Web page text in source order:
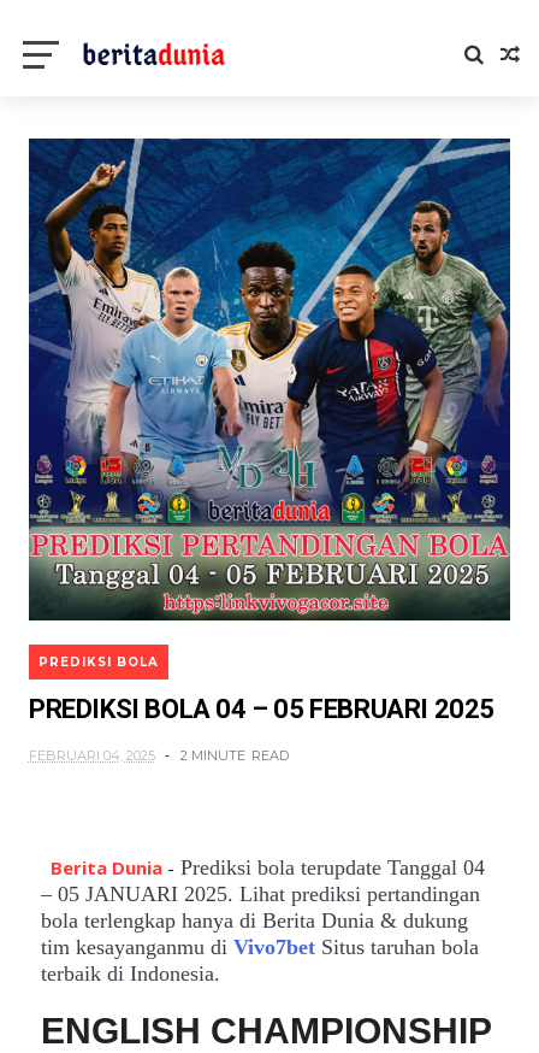
PREDIKSI BOLA
PREDIKSI BOLA 04 – 05 FEBRUARI 2025
FEBRUARI 04, 2025 2 MINUTE READ
Berita Dunia- Prediksi bola terupdate Tanggal 04
– 05 JANUARI 2025. Lihat prediksi pertandingan
bola terlengkap hanya di Berita Dunia & dukung
tim kesayanganmu di Vivo7betSitus taruhan bola
terbaik di Indonesia.
ENGLISH CHAMPIONSHIP